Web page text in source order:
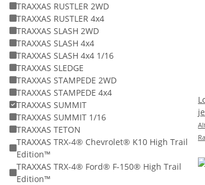
TRAXXAS RUSTLER 2WD
TRAXXAS RUSTLER 4x4
TRAXXAS SLASH 2WD
TRAXXAS SLASH 4x4
TRAXXAS SLASH 4x4 1/16
TRAXXAS SLEDGE
TRAXXAS STAMPEDE 2WD
TRAXXAS STAMPEDE 4x4
TRAXXAS SUMMIT
TRAXXAS SUMMIT 1/16
TRAXXAS TETON
TRAXXAS TRX-4® Chevrolet® K10 High Trail
Edition™
TRAXXAS TRX-4® Ford® F-150® High Trail
Edition™